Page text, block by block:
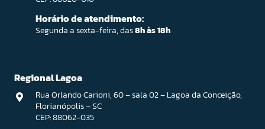
Horário de atendimento:
Segunda a sexta-feira, das8h às 18h
Regional Lagoa
Rua Orlando Carioni, 60 – sala 02 – Lagoa da Conceição,
Florianópolis – SC
CEP: 88062-035